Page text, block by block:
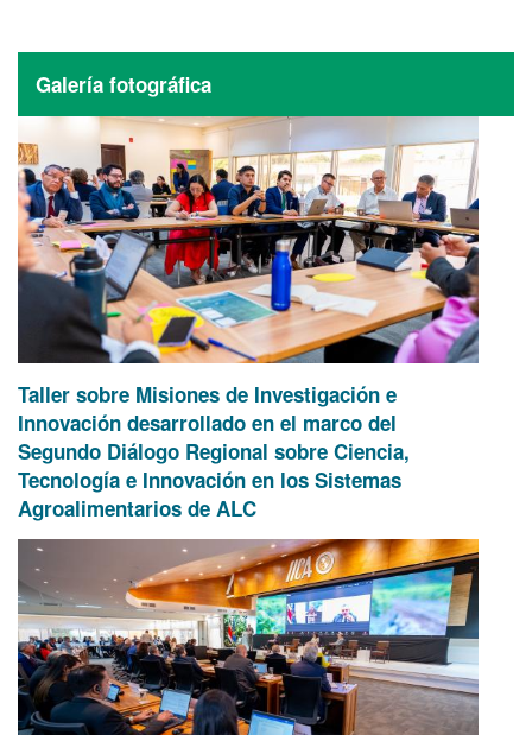
Galería fotográfica
Taller sobre Misiones de Investigación e
Innovación desarrollado en el marco del
Segundo Diálogo Regional sobre Ciencia,
Tecnología e Innovación en los Sistemas
Agroalimentarios de ALC